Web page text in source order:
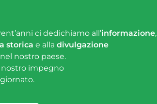
ci dedichiamo all’informazione,
storica e alla divulgazione
nel nostro paese.
nostro impegno